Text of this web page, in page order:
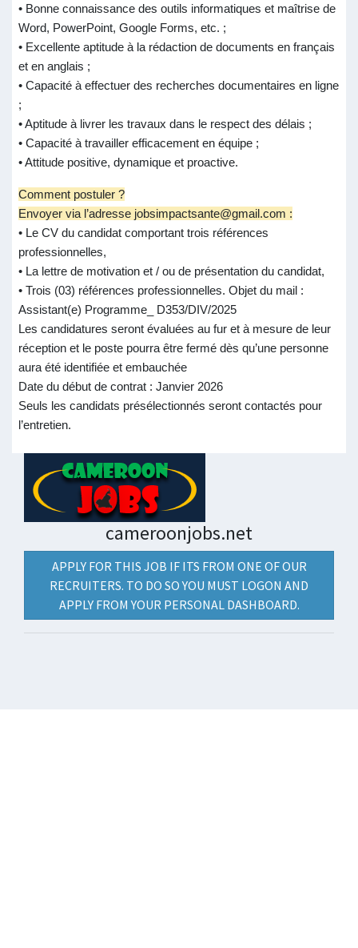
• Bonne connaissance des outils informatiques et maîtrise de
Word, PowerPoint, Google Forms, etc. ;
• Excellente aptitude à la rédaction de documents en français
et en anglais ;
• Capacité à effectuer des recherches documentaires en ligne
;
• Aptitude à livrer les travaux dans le respect des délais ;
• Capacité à travailler efficacement en équipe ;
• Attitude positive, dynamique et proactive.
Comment postuler ?
Envoyer via l’adresse jobsimpactsante@gmail.com :
• Le CV du candidat comportant trois références
professionnelles,
• La lettre de motivation et / ou de présentation du candidat,
• Trois (03) références professionnelles. Objet du mail :
Assistant(e) Programme_ D353/DIV/2025
Les candidatures seront évaluées au fur et à mesure de leur
réception et le poste pourra être fermé dès qu’une personne
aura été identifiée et embauchée
Date du début de contrat : Janvier 2026
Seuls les candidats présélectionnés seront contactés pour
l’entretien.
cameroonjobs.net
APPLY FOR THIS JOB IF ITS FROM ONE OF OUR
RECRUITERS. TO DO SO YOU MUST LOGON AND
APPLY FROM YOUR PERSONAL DASHBOARD.